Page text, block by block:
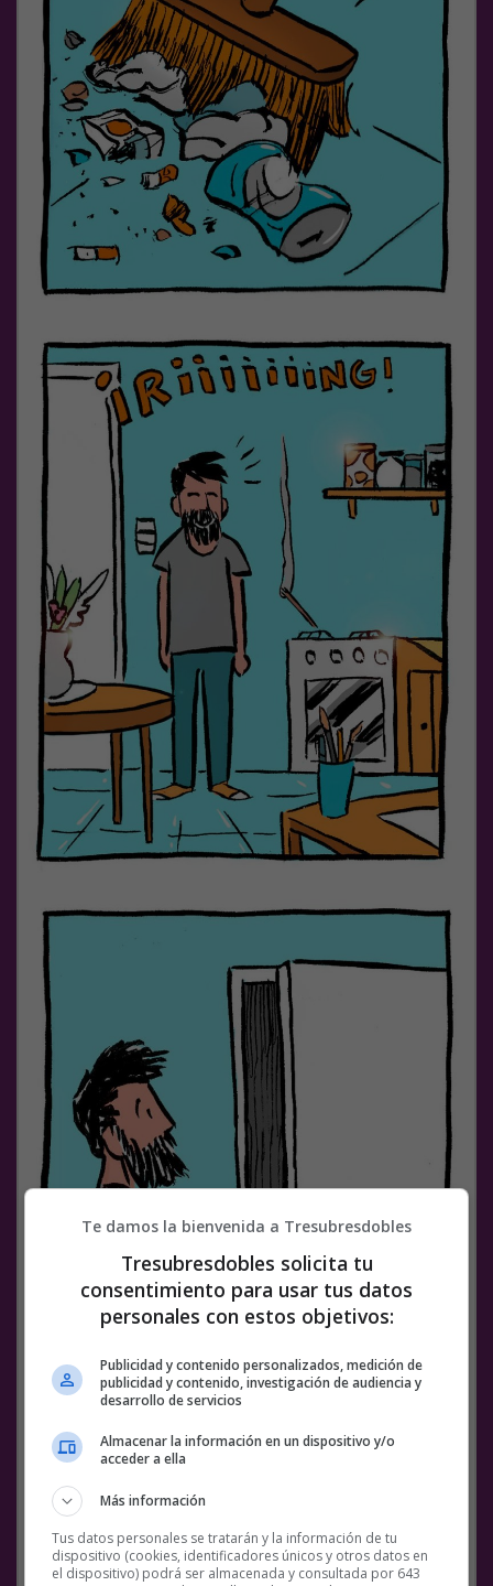
Te damos la bienvenida a Tresubresdobles
Tresubresdobles solicita tu
consentimiento para usar tus datos
personales con estos objetivos:
Publicidad y contenido personalizados, medición de
publicidad y contenido, investigación de audiencia y
desarrollo de servicios
Almacenar la información en un dispositivo y/o
acceder a ella
Más información
Tus datos personales se tratarán y la información de tu
dispositivo (cookies, identificadores únicos y otros datos en
el dispositivo) podrá ser almacenada y consultada por 643